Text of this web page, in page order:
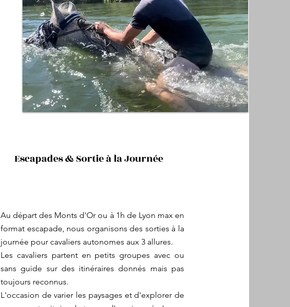
Escapades & Sortie à la Journée
Au départ des Monts d'Or ou à 1h de Lyon max en
format escapade, nous organisons des sorties à la
journée pour cavaliers autonomes aux 3 allures.
Les cavaliers partent en petits groupes avec ou
sans guide sur des itinéraires donnés mais pas
toujours reconnus.
L'occasion de varier les paysages et d'explorer de